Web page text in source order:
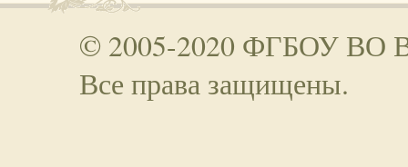
© 2005-2020 ФГБОУ ВО
Все права защищены.